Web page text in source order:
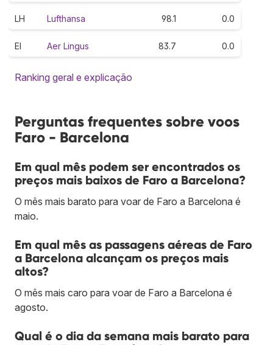
LH Lufthansa 98.1 0.0
EI Aer Lingus 83.7 0.0
Ranking geral e explicação
Perguntas frequentes sobre voos
Faro - Barcelona
Em qual mês podem ser encontrados os
preços mais baixos de Faro a Barcelona?
O mês mais barato para voar de Faro a Barcelona é
maio.
Em qual mês as passagens aéreas de Faro
a Barcelona alcançam os preços mais
altos?
O mês mais caro para voar de Faro a Barcelona é
agosto.
Qual é o dia da semana mais barato para